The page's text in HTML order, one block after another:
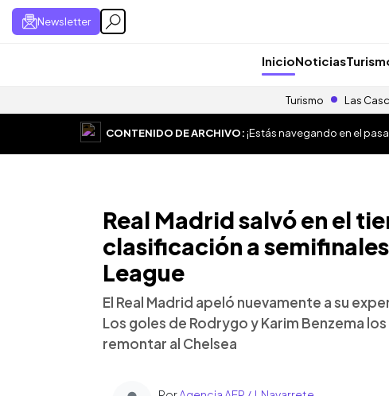
Newsletter
InicioNoticias
Turismo Las
CONTENIDO DE ARCHIVO:¡Estás navegando en el
Real Madrid salvó en el
clasificación a
League
El Real Madrid apeló nuevamente a su
Los goles de Rodrygo y Karim Benzema
remontar al Chelsea